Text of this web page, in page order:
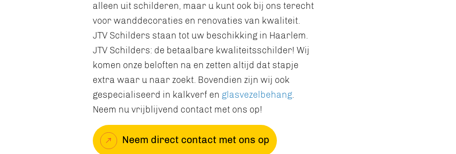
alleen uit schilderen, maar u kunt ook bij ons terecht
voor wanddecoraties en renovaties van kwaliteit.
JTV Schilders staan tot uw beschikking in Haarlem.
JTV Schilders: de betaalbare kwaliteitsschilder! Wij
komen onze beloften na en zetten altijd dat stapje
extra waar u naar zoekt. Bovendien zijn wij ook
gespecialiseerd in kalkverf en glasvezelbehang.
Neem nu vrijblijvend contact met ons op!
Neem direct contact met ons op